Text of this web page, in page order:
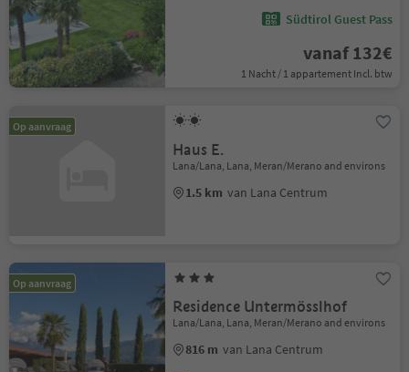
Südtirol Guest Pass
vanaf 132€
1 Nacht / 1 appartement Incl. btw
Op aanvraag
Haus E.
Lana/Lana, Lana, Meran/Merano and environs
1.5 km van Lana Centrum
Op aanvraag
Residence Untermösslhof
Lana/Lana, Lana, Meran/Merano and environs
816 m van Lana Centrum